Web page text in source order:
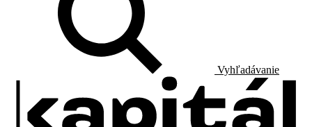
Vyhľadávanie